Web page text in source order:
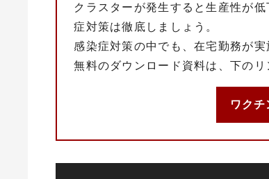
クラスターが発生すると生産性が
症対策は徹底しましょう。
感染症対策の中でも、在宅勤務が
無料のダウンロード資料は、下のリ
ワク